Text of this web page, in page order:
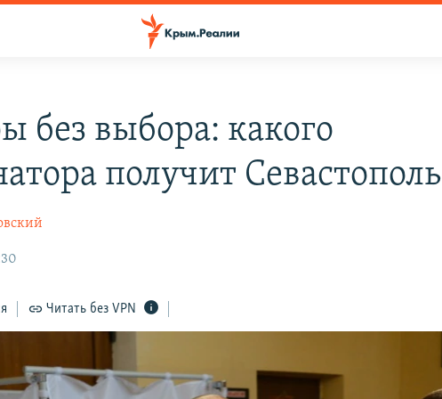
без выбора: какого
получит Севастополь
Читать без VPN